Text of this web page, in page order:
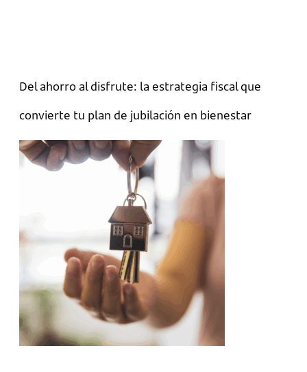
Del ahorro al disfrute: la estrategia fiscal que
convierte tu plan de jubilación en bienestar